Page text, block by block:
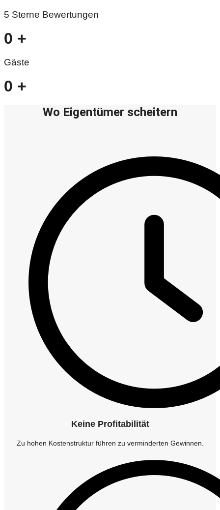
5 Sterne Bewertungen
0 +
Gäste
0 +
Wo Eigentümer scheitern
Keine Profitabilität
Zu hohen Kostenstruktur führen zu verminderten Gewinnen.